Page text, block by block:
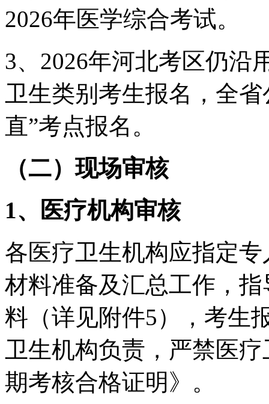
2026年医学综合考试。
3、 2026年河北考区仍沿
卫生类别考生报名 ， 全省
直”考点报名。
（二）现场审核
1、医疗机构审核
各医疗卫生机构应指定
材料准备及汇总工作， 指
料（详见附件5）
，考生
卫生机构负责，严禁医
期考核合格证明》。